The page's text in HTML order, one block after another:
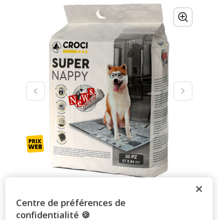
Taille:84x57cm
Centre de préférences de
confidentialité 🍪